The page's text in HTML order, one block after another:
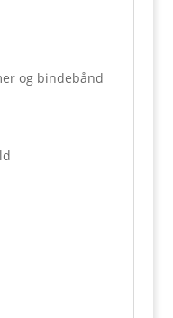
og bindebånd